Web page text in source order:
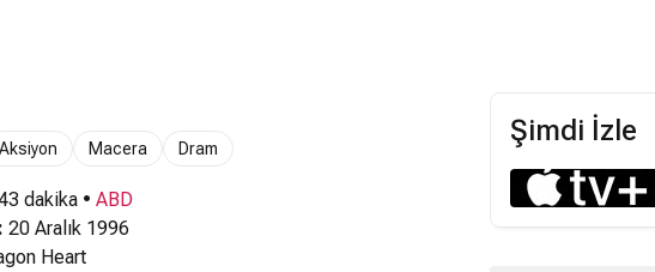
Aksiyon Macera Dram
dakika • ABD
20 Aralık 1996
Heart
Şimdi İzle